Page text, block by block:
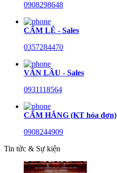
0908298648
CẨM LỆ - Sales
0357284470
VĂN LÂU - Sales
0931118564
CẨM HẰNG (KT hóa đơn)
0908244909
Tin tức & Sự kiện